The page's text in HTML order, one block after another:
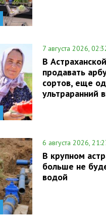
7 августа 2026,
В
продавать
сортов, еще
ультраранний
6 августа 2026,
В крупном
больше не
водой